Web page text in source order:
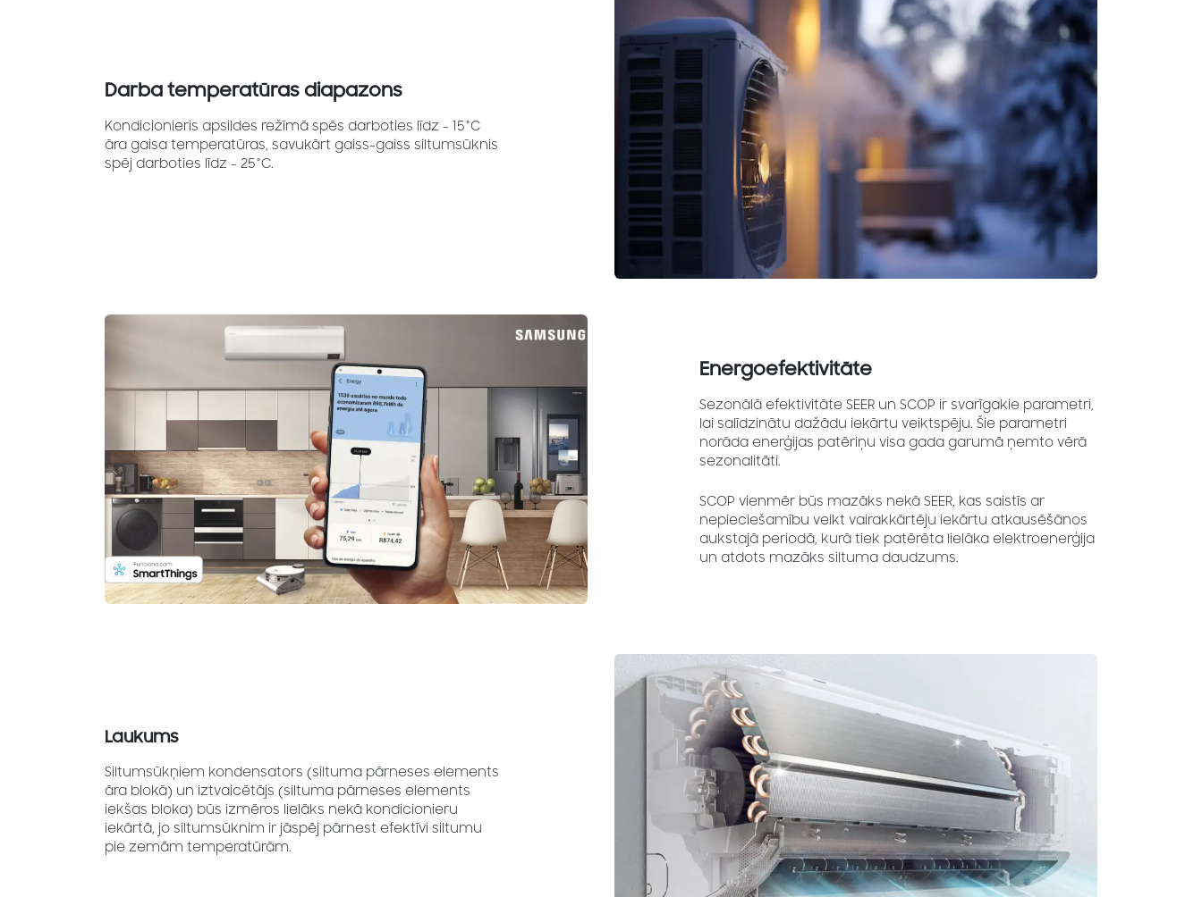
Darba temperatūras diapazons
Kondicionieris apsildes režīmā spēs darboties līdz - 15°C
āra gaisa temperatūras, savukārt gaiss-gaiss siltumsūknis
spēj darboties līdz - 25°C.
Energoefektivitāte
Sezonālā efektivitāte SEER un SCOP ir svarīgakie parametri,
lai salīdzinātu dažādu iekārtu veiktspēju. Šie parametri
norāda enerģijas patēriņu visa gada garumā ņemto vērā
sezonalitāti.
SCOP vienmēr būs mazāks nekā SEER, kas saistīs ar
nepieciešamību veikt vairakkārtēju iekārtu atkausēšānos
aukstajā periodā, kurā tiek patērēta lielāka elektroenerģija
un atdots mazāks siltuma daudzums.
Laukums
Siltumsūkņiem kondensators (siltuma pārneses elements
āra blokā) un iztvaicētājs (siltuma pārneses elements
iekšas bloka) būs izmēros lielāks nekā kondicionieru
iekārtā, jo siltumsūknim ir jāspēj pārnest efektīvi siltumu
pie zemām temperatūrām.